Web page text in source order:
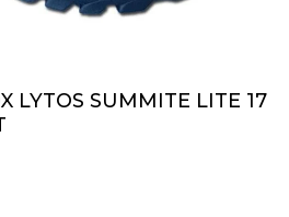
LYTOS SUMMITE LITE 17